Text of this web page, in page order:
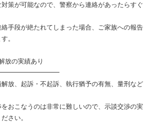
策が可能なので、警察から連絡があったらすぐ
手段が絶たれてしまった場合、ご家族への報告
。
放の実績あり
放、起訴・不起訴、執行猶予の有無、量刑など
おこなうのは非常に難しいので、示談交渉の実
さい。